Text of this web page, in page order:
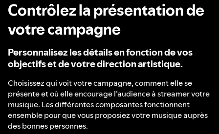
Contrôlez la présentation de
votre campagne
Personnalisez les détails en fonction de vos
objectifs et de votre direction artistique.
Choisissez qui voit votre campagne, comment elle se
présente et où elle encourage l’audience à streamer votre
musique. Les différentes composantes fonctionnent
ensemble pour que vous proposiez votre musique auprès
des bonnes personnes.